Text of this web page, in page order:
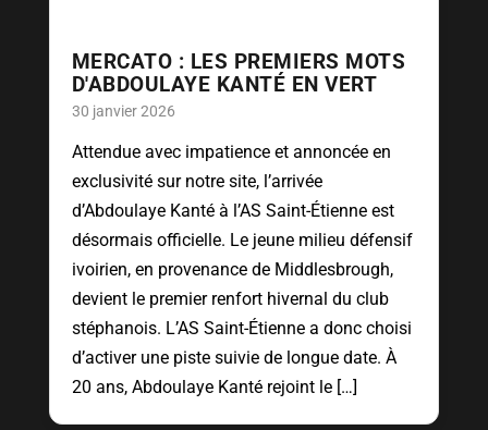
MERCATO : LES PREMIERS MOTS
D'ABDOULAYE KANTÉ EN VERT
30 janvier 2026
Attendue avec impatience et annoncée en
exclusivité sur notre site, l’arrivée
d’Abdoulaye Kanté à l’AS Saint-Étienne est
désormais officielle. Le jeune milieu défensif
ivoirien, en provenance de Middlesbrough,
devient le premier renfort hivernal du club
stéphanois. L’AS Saint-Étienne a donc choisi
d’activer une piste suivie de longue date. À
20 ans, Abdoulaye Kanté rejoint le […]